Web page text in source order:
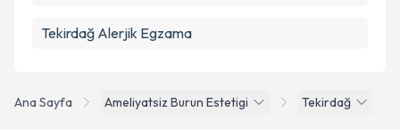
Ana Sayfa Ameliyatsiz Burun Estetigi Tekirdağ
Tekirdağ Alerjik Egzama